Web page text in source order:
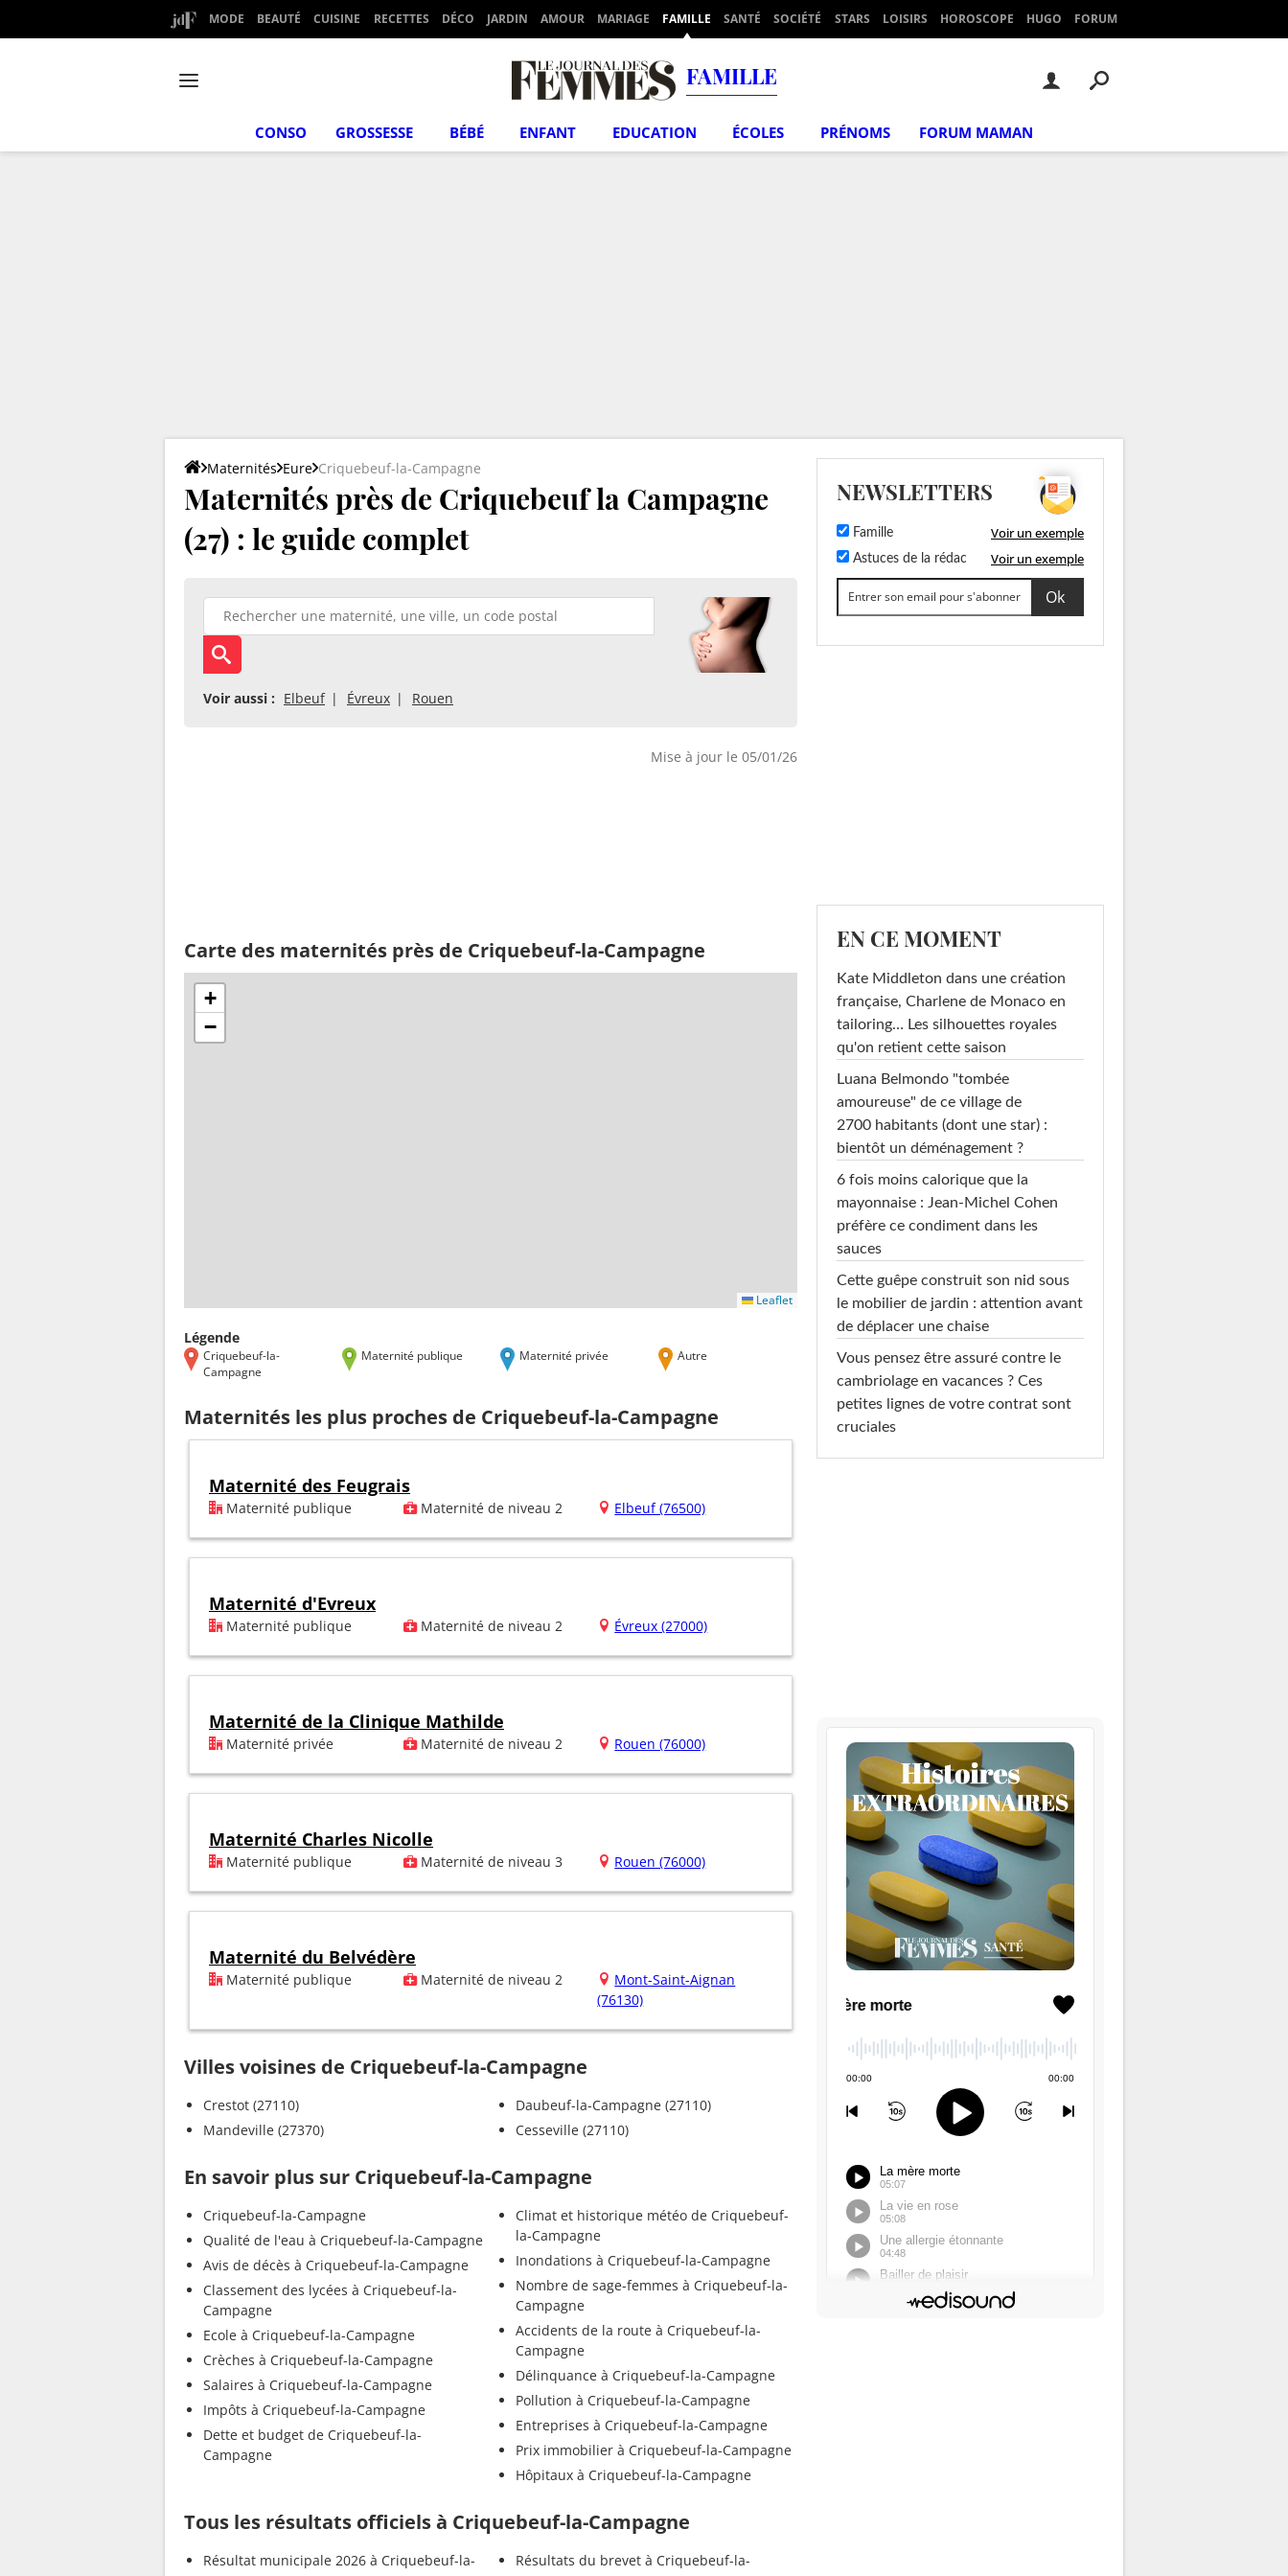
MODE BEAUTÉ CUISINE RECETTES DÉCO JARDIN AMOUR MARIAGE FAMILLE SANTÉ SOCIÉTÉ STARS LOISIRS HOROSCOPE HUGO FORUM
FAMILLE
CONSO GROSSESSE BÉBÉ ENFANT EDUCATION ÉCOLES PRÉNOMS FORUM MAMAN
Maternités Eure Criquebeuf-la-Campagne
Maternités près de Criquebeuf la Campagne
(27) : le guide complet
Voir aussi : Elbeuf Évreux Rouen
Mise à jour le 05/01/26
Carte des maternités près de Criquebeuf-la-Campagne
+
−
Leaflet
Légende
Criquebeuf-la-
Campagne
Maternité publique Maternité privée Autre
Maternités les plus proches de Criquebeuf-la-Campagne
Maternité des Feugrais
Maternité publique Maternité de niveau 2 Elbeuf (76500)
Maternité d'Evreux
Maternité publique Maternité de niveau 2 Évreux (27000)
Maternité de la Clinique Mathilde
Maternité privée Maternité de niveau 2 Rouen (76000)
Maternité Charles Nicolle
Maternité publique Maternité de niveau 3 Rouen (76000)
Maternité du Belvédère
Maternité publique Maternité de niveau 2
Mont-Saint-Aignan
(76130)
Villes voisines de Criquebeuf-la-Campagne
Crestot (27110)
Mandeville (27370)
Daubeuf-la-Campagne (27110)
Cesseville (27110)
En savoir plus sur Criquebeuf-la-Campagne
Criquebeuf-la-Campagne
Qualité de l'eau à Criquebeuf-la-Campagne
Avis de décès à Criquebeuf-la-Campagne
Classement des lycées à Criquebeuf-la-
Campagne
Ecole à Criquebeuf-la-Campagne
Crèches à Criquebeuf-la-Campagne
Salaires à Criquebeuf-la-Campagne
Impôts à Criquebeuf-la-Campagne
Dette et budget de Criquebeuf-la-
Campagne
Climat et historique météo de Criquebeuf-
la-Campagne
Inondations à Criquebeuf-la-Campagne
Nombre de sage-femmes à Criquebeuf-la-
Campagne
Accidents de la route à Criquebeuf-la-
Campagne
Délinquance à Criquebeuf-la-Campagne
Pollution à Criquebeuf-la-Campagne
Entreprises à Criquebeuf-la-Campagne
Prix immobilier à Criquebeuf-la-Campagne
Hôpitaux à Criquebeuf-la-Campagne
Tous les résultats officiels à Criquebeuf-la-Campagne
Résultat municipale 2026 à Criquebeuf-la-
Résultats du brevet à Criquebeuf-la-
NEWSLETTERS
Famille Voir un exemple
Astuces de la rédac Voir un exemple
EN CE MOMENT
Kate Middleton dans une création
française, Charlene de Monaco en
tailoring… Les silhouettes royales
qu'on retient cette saison
Luana Belmondo "tombée
amoureuse" de ce village de
2700 habitants (dont une star) :
bientôt un déménagement ?
6 fois moins calorique que la
mayonnaise : Jean-Michel Cohen
préfère ce condiment dans les
sauces
Cette guêpe construit son nid sous
le mobilier de jardin : attention avant
de déplacer une chaise
Vous pensez être assuré contre le
cambriolage en vacances ? Ces
petites lignes de votre contrat sont
cruciales